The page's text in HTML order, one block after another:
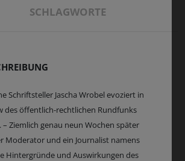
SCHLAGWORTE
Schriftsteller Jascha Wrobel evoziert in
des öffentlich-rechtlichen Rundfunks
– Ziemlich genau neun Wochen später
Moderator und ein Journalist namens
Hintergründe und Auswirkungen des